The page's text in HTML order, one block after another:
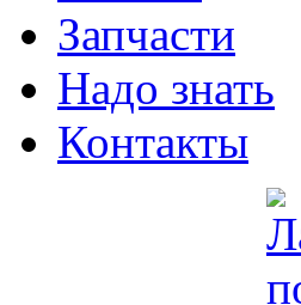
Запчасти
Надо знать
Контакты